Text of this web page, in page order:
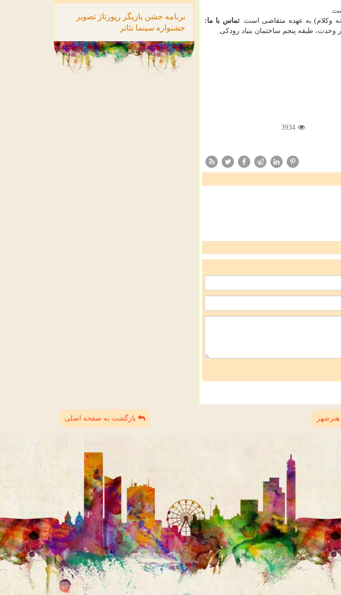
تماس با ما:
وحدت، طبقه پنجم ساختمان بنیاد رودكی.
3934
برنامه جشن بازیگر رپورتاژ تصویر
جشنواره سینما تئاتر
هنرشهر بازگشت به صفحه اصلی